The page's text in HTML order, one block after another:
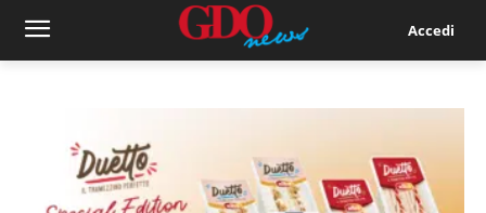
Accedi